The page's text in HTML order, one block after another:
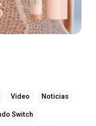
Video Noticias
Switch